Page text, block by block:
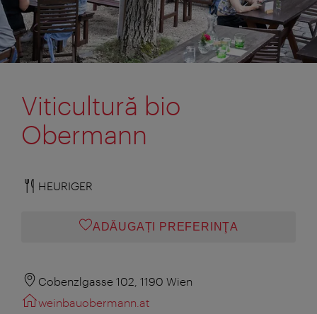
Viticultură bio
Obermann
HEURIGER
ADĂUGAȚI PREFERINŢA
Cobenzlgasse 102, 1190 Wien
weinbauobermann.at